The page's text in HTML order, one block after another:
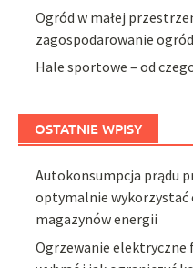
Ogród w małej
zagospodarowanie
Hale sportowe – od
OSTATNIE WPISY
Autokonsumpcja prądu
optymalnie
magazynów energii
Ogrzewanie elektryczne